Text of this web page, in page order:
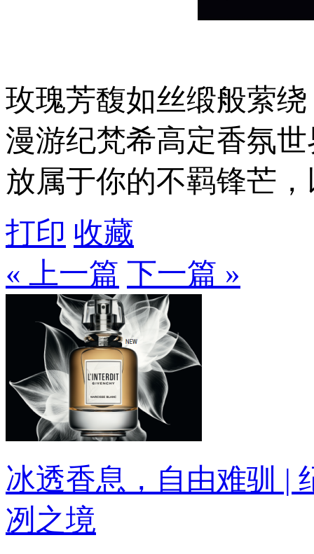
玫瑰芳馥如丝缎般萦
漫游纪梵希高定香氛
放属于你的不羁锋芒
打印 收藏
« 上一篇 下一篇 »
冰透香息，自由难驯 |
冽之境